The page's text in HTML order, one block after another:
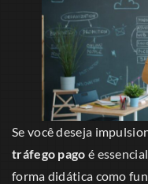
Se você deseja
tráfego pago é
forma didática como